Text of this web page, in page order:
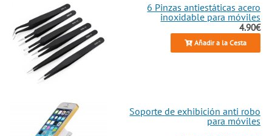
6 Pinzas antiestáticas acero
inoxidable para móviles
4.90€
Añadir a la Cesta
Soporte de exhibición anti robo
para móviles